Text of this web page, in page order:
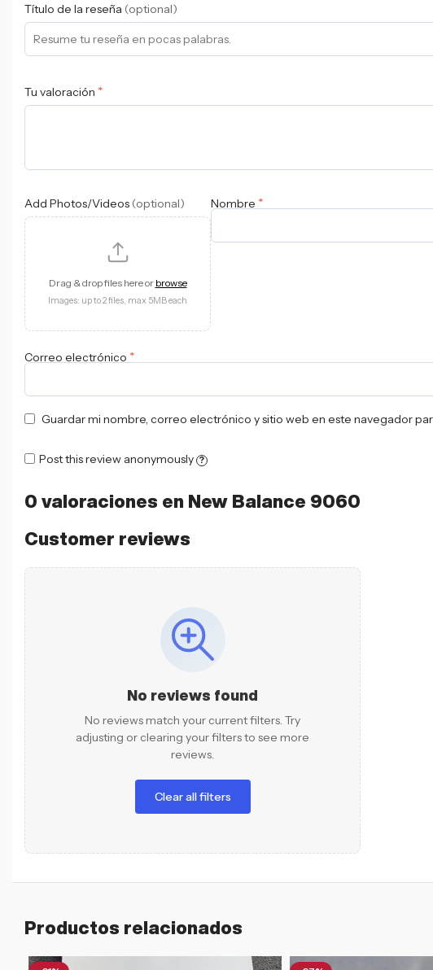
0 valoraciones en New Balance 9060
Customer reviews
No reviews found
No reviews match your current filters. Try
adjusting or clearing your filters to see more
reviews.
Clear all filters
Título de la reseña (optional)
Tu valoración *
Add Photos/Videos (optional)
Drag & drop files here or browse
Images: up to 2 files, max 5MB each
Nombre *
Correo electrónico *
Guardar mi nombre, correo electrónico y sitio web en este navegador
Post this review anonymously ?
Productos relacionados